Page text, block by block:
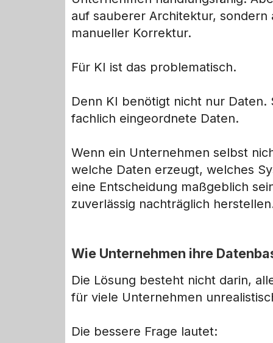
auf sauberer Architektur,
manueller Korrektur.
Für KI ist das problematisch.
Denn KI benötigt nicht nur
fachlich eingeordnete Daten.
Wenn ein Unternehmen selbst
welche Daten erzeugt, welches
eine Entscheidung maßgeblich
zuverlässig nachträglich
Wie Unternehmen ihre
Die Lösung besteht nicht darin,
für viele Unternehmen
Die bessere Frage lautet: